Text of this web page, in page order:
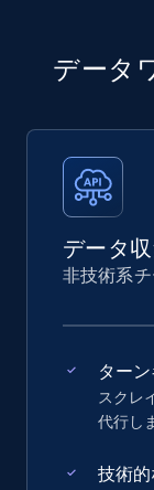
データ
データ
非技術系
ター
スクレ
代行し
技術